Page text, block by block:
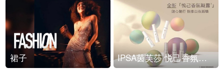
裙子 IPSA茵芙莎 悦己香氛凝露上市